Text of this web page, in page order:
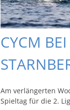
CYCM
Am verlängerten
Spieltag für die 2.